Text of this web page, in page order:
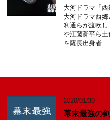
大河ドラマ「
大河ドラマ西
利通らが渡欧し
や江藤新平ら
を薩長出身者 …
2020/01/30
幕末最強の